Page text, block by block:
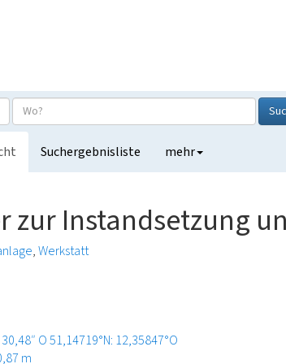
Suchergebnisliste mehr
zur Instandsetzung
Werkstatt
O51,14719°N: 12,35847°O
m